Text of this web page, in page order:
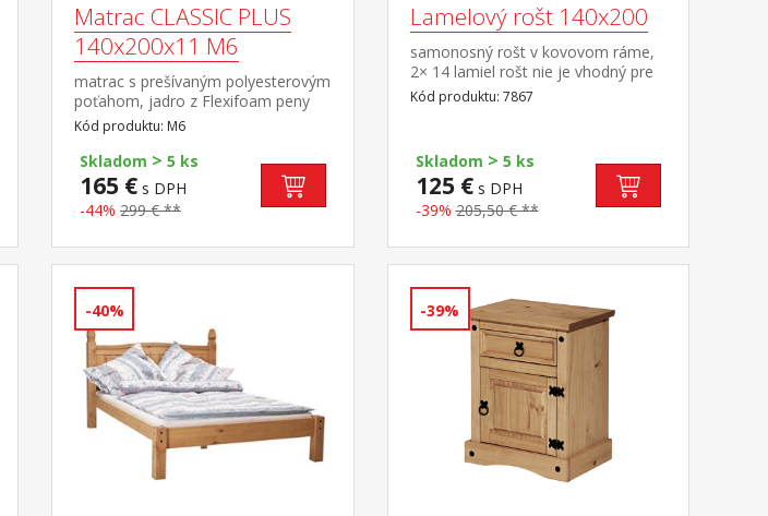
Matrac CLASSIC PLUS
140x200x11 M6
matrac s prešívaným polyesterovým
poťahom, jadro z Flexifoam peny
vhodný pre všetky typy roštov
poťah snímateľný a prateľný do 40
°C odporúčaná nosnosť do 110 kg
Kód produktu: M6
Skladom > 5 ks
165 € s DPH
-44% 299 € **
Lamelový rošt 140x200
samonosný rošt v kovovom ráme,
2× 14 lamiel rošt nie je vhodný pre
postele, do ktorých má byť použitý
latkový rošt R3
Kód produktu: 7867
Skladom > 5 ks
125 €s DPH
-39% 205,50 € **
-40% -39%